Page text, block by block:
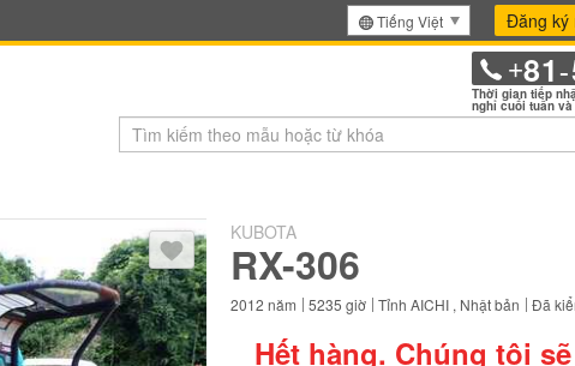
Tiếng Việt Đăng ký
+81 -
Thời gian tiếp
nghỉ cuối tuần
KUBOTA
RX-306
2012 năm 5235 giờ Tỉnh AICHI , Nhật bản Đã
Sau khi đăng nhập, bạn có thể đánh dấu mặt hàng này vào
Hết hàng. Chúng tôi